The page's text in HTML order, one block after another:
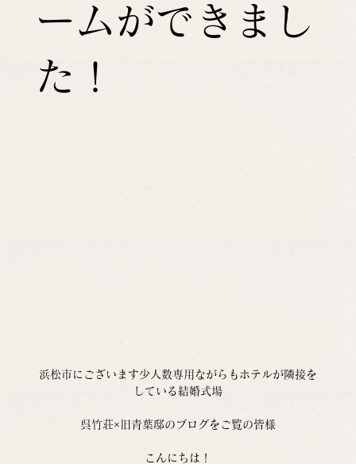
ームができまし
た！
浜松市にございます少人数専用ながらもホテルが隣接を
している結婚式場
呉竹荘×旧青葉邸のブログをご覧の皆様
こんにちは！